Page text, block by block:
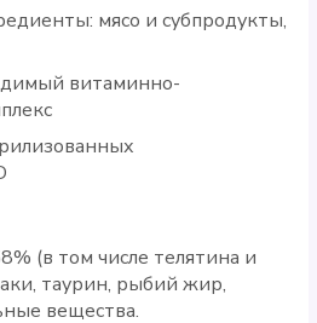
мясо и субпродукты,
витаминно-
(в том числе телятина и
таурин, рыбий жир,
вещества.